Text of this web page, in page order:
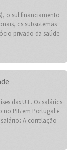
o subfinanciamento
os subsistemas
privado da saúde
das U.E. Os salários
no PIB em Portugal e
A correlação